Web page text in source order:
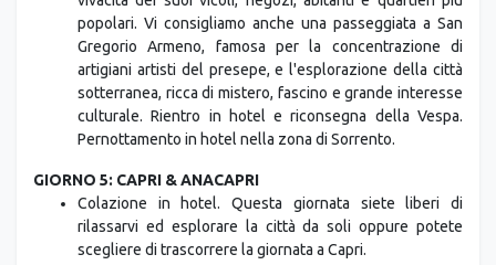
Gregorio Armeno, famosa per la concentrazione di
artigiani artisti del presepe, e l'esplorazione della città
sotterranea, ricca di mistero, fascino e grande interesse
culturale. Rientro in hotel e riconsegna della Vespa.
Pernottamento in hotel nella zona di Sorrento.
Colazione in hotel. Questa giornata siete liberi di
rilassarvi ed esplorare la città da soli oppure potete
scegliere di trascorrere la giornata a Capri.